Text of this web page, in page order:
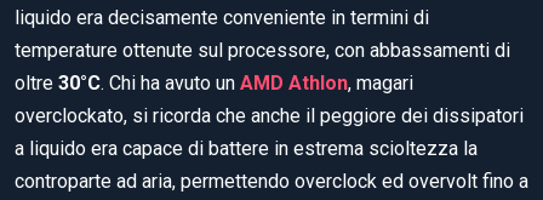
liquido era decisamente conveniente in termini di
temperature ottenute sul processore, con abbassamenti di
oltre 30°C. Chi ha avuto un AMD Athlon, magari
overclockato, si ricorda che anche il peggiore dei dissipatori
a liquido era capace di battere in estrema scioltezza la
controparte ad aria, permettendo overclock ed overvolt fino a